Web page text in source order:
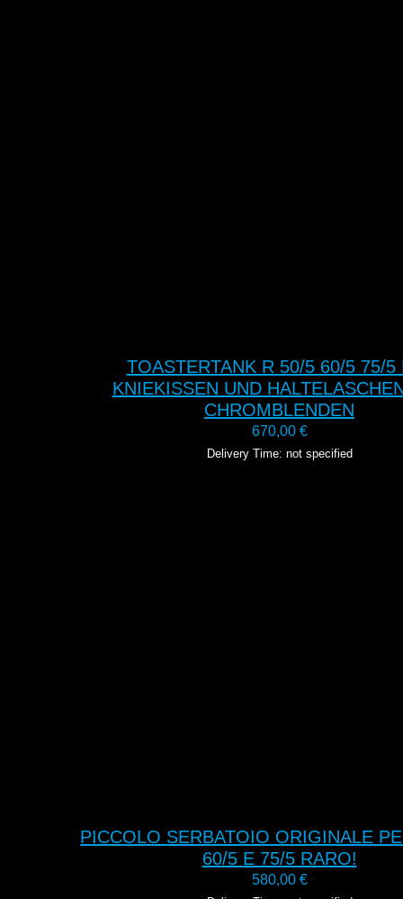
TOASTERTANK R 50/5 60/5 75/5
KNIEKISSEN UND
CHROMBLENDEN
670,00 €
Delivery Time: not specified
PICCOLO SERBATOIO ORIGINALE
60/5 E 75/5 RARO!
580,00 €